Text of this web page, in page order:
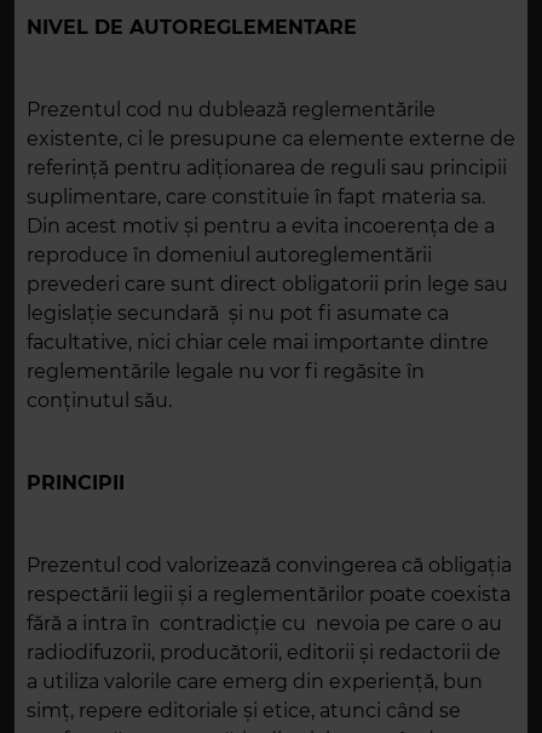
NIVEL DE AUTOREGLEMENTARE
Prezentul cod nu dublează reglementările
existente, ci le presupune ca elemente externe de
referință pentru adiționarea de reguli sau principii
suplimentare, care constituie în fapt materia sa.
Din acest motiv și pentru a evita incoerența de a
reproduce în domeniul autoreglementării
prevederi care sunt direct obligatorii prin lege sau
legislaţie secundară şi nu pot fi asumate ca
facultative, nici chiar cele mai importante dintre
reglementările legale nu vor fi regăsite în
conţinutul său.
PRINCIPII
Prezentul cod valorizează convingerea că obligaţia
respectării legii şi a reglementărilor poate coexista
fără a intra în contradicţie cu nevoia pe care o au
radiodifuzorii, producătorii, editorii şi redactorii de
a utiliza valorile care emerg din experienţă, bun
simţ, repere editoriale şi etice, atunci când se